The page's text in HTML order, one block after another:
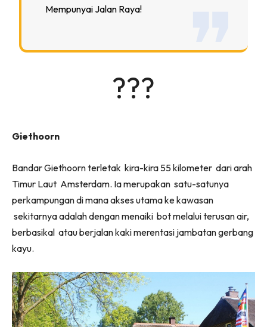
Mempunyai Jalan Raya!
???
Giethoorn
Bandar Giethoorn terletak kira-kira 55 kilometer dari arah
Timur Laut Amsterdam. Ia merupakan satu-satunya
perkampungan di mana akses utama ke kawasan
sekitarnya adalah dengan menaiki bot melalui terusan air,
berbasikal atau berjalan kaki merentasi jambatan gerbang
kayu.